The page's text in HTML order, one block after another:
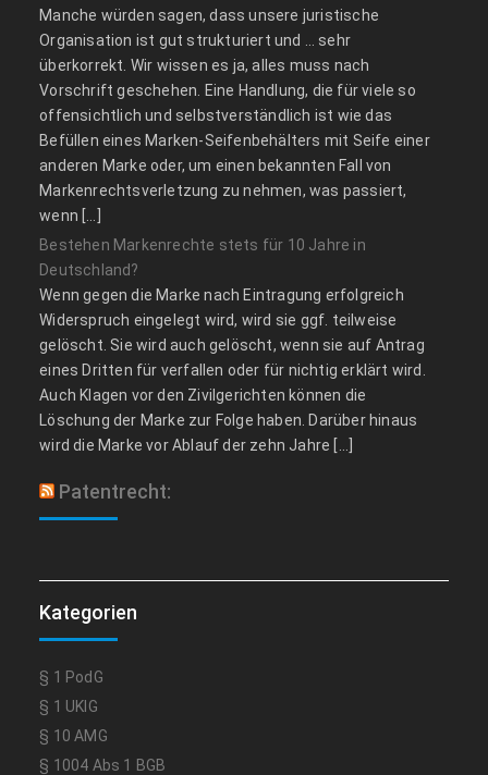
Manche würden sagen, dass unsere juristische
Organisation ist gut strukturiert und … sehr
überkorrekt. Wir wissen es ja, alles muss nach
Vorschrift geschehen. Eine Handlung, die für viele so
offensichtlich und selbstverständlich ist wie das
Befüllen eines Marken-Seifenbehälters mit Seife einer
anderen Marke oder, um einen bekannten Fall von
Markenrechtsverletzung zu nehmen, was passiert,
wenn […]
Bestehen Markenrechte stets für 10 Jahre in
Deutschland?
Wenn gegen die Marke nach Eintragung erfolgreich
Widerspruch eingelegt wird, wird sie ggf. teilweise
gelöscht. Sie wird auch gelöscht, wenn sie auf Antrag
eines Dritten für verfallen oder für nichtig erklärt wird.
Auch Klagen vor den Zivilgerichten können die
Löschung der Marke zur Folge haben. Darüber hinaus
wird die Marke vor Ablauf der zehn Jahre […]
Patentrecht:
Kategorien
§ 1 PodG
§ 1 UKlG
§ 10 AMG
§ 1004 Abs 1 BGB